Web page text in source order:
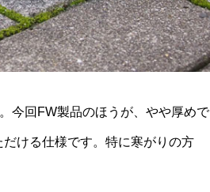
今回FW製品のほうが、やや厚めで
ける仕様です。特に寒がりの方